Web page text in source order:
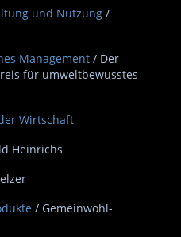
und Nutzung /
Management / Der
für umweltbewusstes
Wirtschaft
Heinrichs
/ Gemeinwohl-